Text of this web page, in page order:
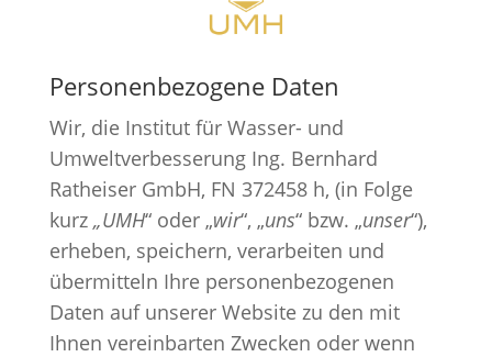
Personenbezogene Daten
Wir, die Institut für Wasser- und
Umweltverbesserung Ing. Bernhard
Ratheiser GmbH, FN 372458 h, (in Folge
kurz „UMH“ oder „wir“, „uns“ bzw. „unser“),
erheben, speichern, verarbeiten und
übermitteln Ihre personenbezogenen
Daten auf unserer Website zu den mit
Ihnen vereinbarten Zwecken oder wenn